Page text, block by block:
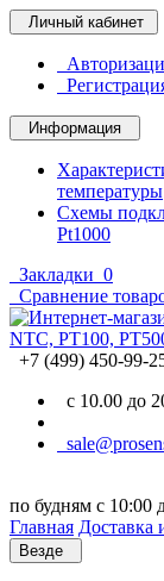
Личный кабинет
Информация
температуры
Схемы
Pt1000
Закладки 0
Сравнение
+7 (499) 450-99-
с 10.00 до
по будням с 10:00
Главная Доставка
Везде